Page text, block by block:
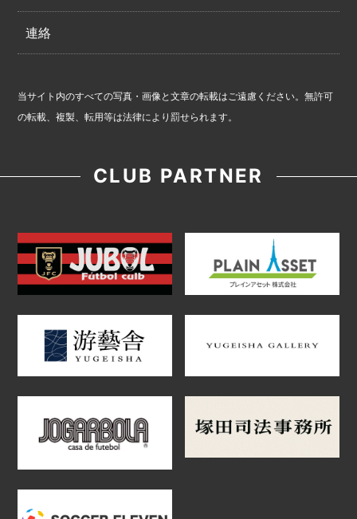
連絡
当サイト内のすべての写真・画像と文章の転載はご遠慮ください。無許可
の転載、複製、転用等は法律により罰せられます。
CLUB PARTNER